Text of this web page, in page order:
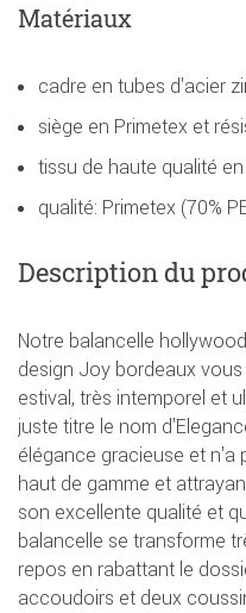
Matériaux
cadre en tubes d'acier
siège en Primetex et
tissu de haute qualité
qualité: Primetex (70%
Description du
Notre balancelle
design Joy bordeaux
estival, très intemporel et
juste titre le nom
élégance gracieuse et n'a
haut de gamme et
son excellente qualité et
balancelle se transforme
repos en rabattant le
accoudoirs et deux